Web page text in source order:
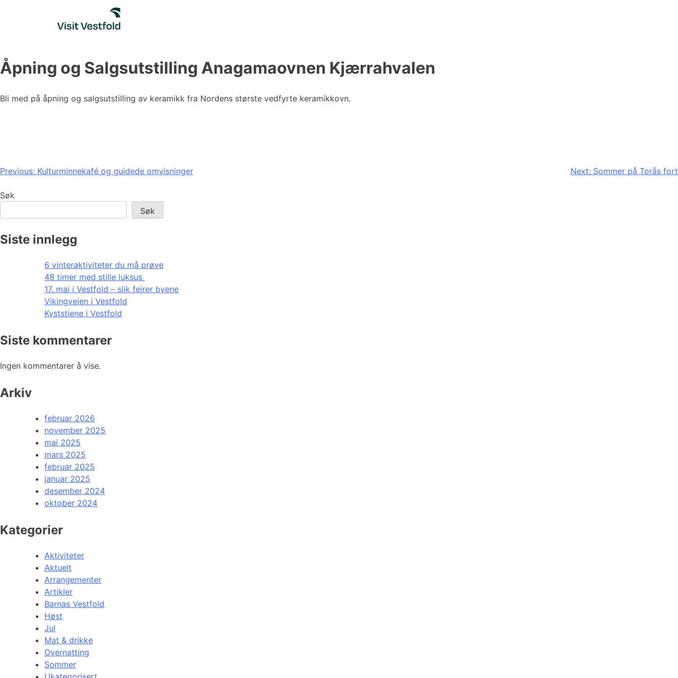
Åpning og Salgsutstilling Anagamaovnen Kjærrahvalen
Bli med på åpning og salgsutstilling av keramikk fra Nordens største vedfyrte keramikkovn.
Innleggsnavigasjon
Previous: Kulturminnekafé og guidede omvisninger Next: Sommer på Torås fort
Søk
Søk
Siste innlegg
6 vinteraktiviteter du må prøve
48 timer med stille luksus
17. mai i Vestfold – slik feirer byene
Vikingveien i Vestfold
Kyststiene i Vestfold
Siste kommentarer
Ingen kommentarer å vise.
Arkiv
februar 2026
november 2025
mai 2025
mars 2025
februar 2025
januar 2025
desember 2024
oktober 2024
Kategorier
Aktiviteter
Aktuelt
Arrangementer
Artikler
Barnas Vestfold
Høst
Jul
Mat & drikke
Overnatting
Sommer